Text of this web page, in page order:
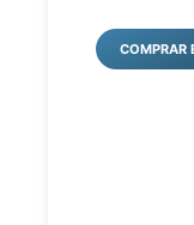
COMPRAR